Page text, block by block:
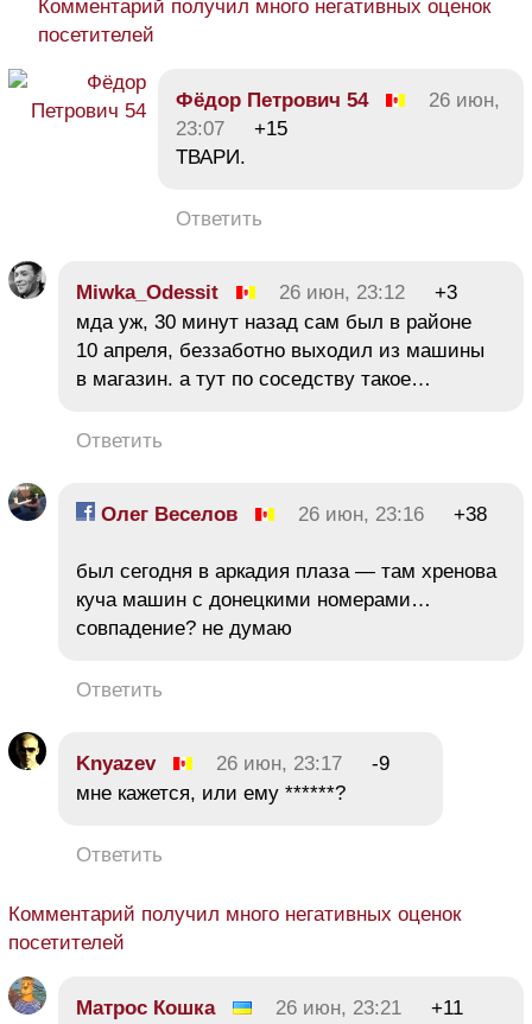
Комментарий получил много негативных оценок
посетителей
Фёдор Петрович 54
26 июн,
23:07
+15
ТВАРИ.
Ответить
Miwka_Odessit 26 июн, 23:12
+3
мда уж, 30 минут назад сам был в районе
10 апреля, беззаботно выходил из машины
в магазин. а тут по соседству такое…
Ответить
Олег Веселов 26 июн, 23:16 +38
был сегодня в аркадия плаза — там хренова
куча машин с донецкими номерами…
совпадение? не думаю
Ответить
Knyazev 26 июн, 23:17
-9
мне кажется, или ему ******?
Ответить
Комментарий получил много негативных оценок
посетителей
Матрос Кошка 26 июн, 23:21
+11